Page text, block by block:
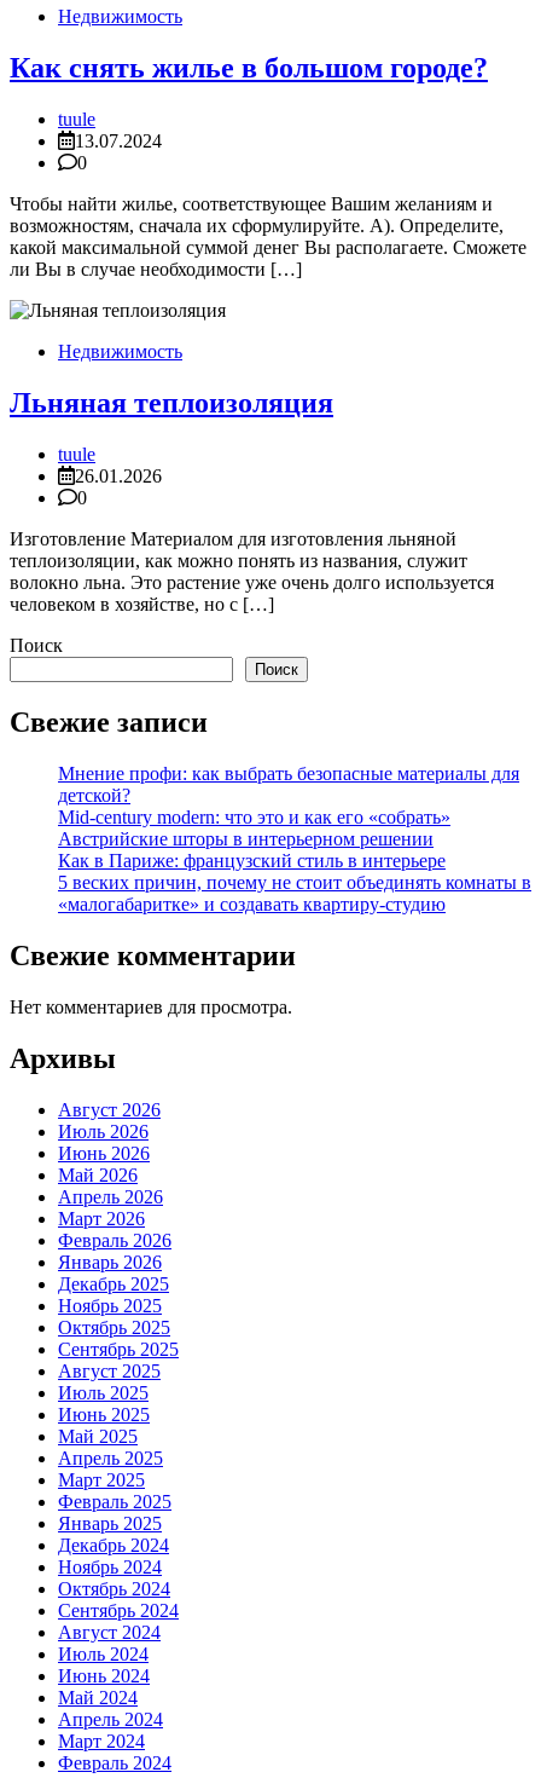
Недвижимость
Как снять жилье в большом городе?
tuule
13.07.2024
0
Чтобы найти жилье, соответствующее Вашим желаниям и
возможностям, сначала их сформулируйте. А). Определите,
какой максимальной суммой денег Вы располагаете. Сможете
ли Вы в случае необходимости […]
Недвижимость
Льняная теплоизоляция
tuule
26.01.2026
0
Изготовление Материалом для изготовления льняной
теплоизоляции, как можно понять из названия, служит
волокно льна. Это растение уже очень долго используется
человеком в хозяйстве, но с […]
Поиск
Поиск
Свежие записи
Мнение профи: как выбрать безопасные материалы для
детской?
Mid-century modern: что это и как его «собрать»
Австрийские шторы в интерьерном решении
Как в Париже: французский стиль в интерьере
5 веских причин, почему не стоит объединять комнаты в
«малогабаритке» и создавать квартиру-студию
Свежие комментарии
Нет комментариев для просмотра.
Архивы
Август 2026
Июль 2026
Июнь 2026
Май 2026
Апрель 2026
Март 2026
Февраль 2026
Январь 2026
Декабрь 2025
Ноябрь 2025
Октябрь 2025
Сентябрь 2025
Август 2025
Июль 2025
Июнь 2025
Май 2025
Апрель 2025
Март 2025
Февраль 2025
Январь 2025
Декабрь 2024
Ноябрь 2024
Октябрь 2024
Сентябрь 2024
Август 2024
Июль 2024
Июнь 2024
Май 2024
Апрель 2024
Март 2024
Февраль 2024